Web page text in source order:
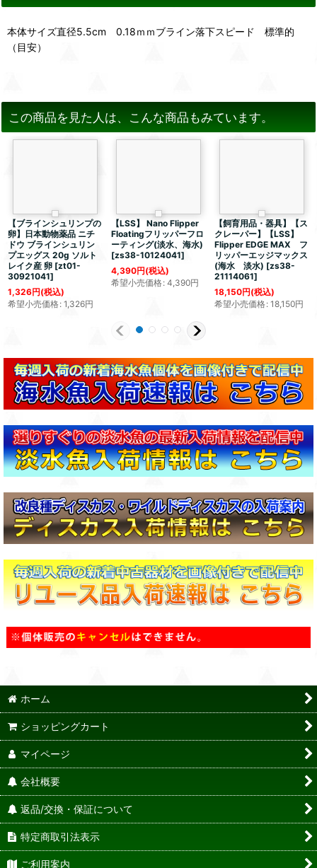
本体サイズ直径5.5cm 0.18ｍｍブライン落下スピード 標準的
（目安）
この商品を見た人は、こんな商品もみています。
【ブラインシュリンプの
卵】日本動物薬品 ニチ
ドウ ブラインシュリン
プエッグス 20g ソルト
レイク産 卵 [zt01-
30921041]
1,326円(税込)
希望小売価格: 1,326円
【LSS】 Nano Flipper
Floatingフリッパーフロ
ーティング(淡水、海水)
[zs38-10124041]
4,390円(税込)
希望小売価格: 4,390円
【飼育用品・器具】【ス
クレーパー】【LSS】
Flipper EDGE MAX フ
リッパーエッジマックス
(海水 淡水) [zs38-
21114061]
18,150円(税込)
希望小売価格: 18,150円
ホーム
ショッピングカート
マイページ
会社概要
返品/交換・保証について
特定商取引法表示
ご利用案内